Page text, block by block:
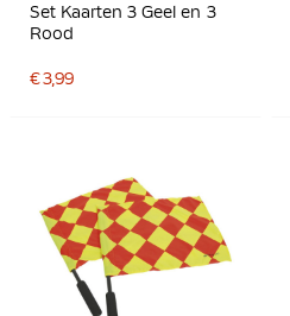
Set Kaarten 3 Geel en 3
Rood
€ 3,99